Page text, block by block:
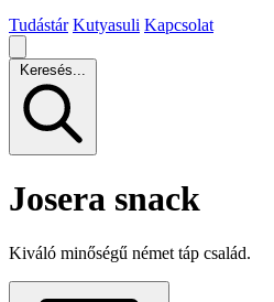
Tudástár Kutyasuli Kapcsolat
Keresés...
Josera snack
Kiváló minőségű német táp család.